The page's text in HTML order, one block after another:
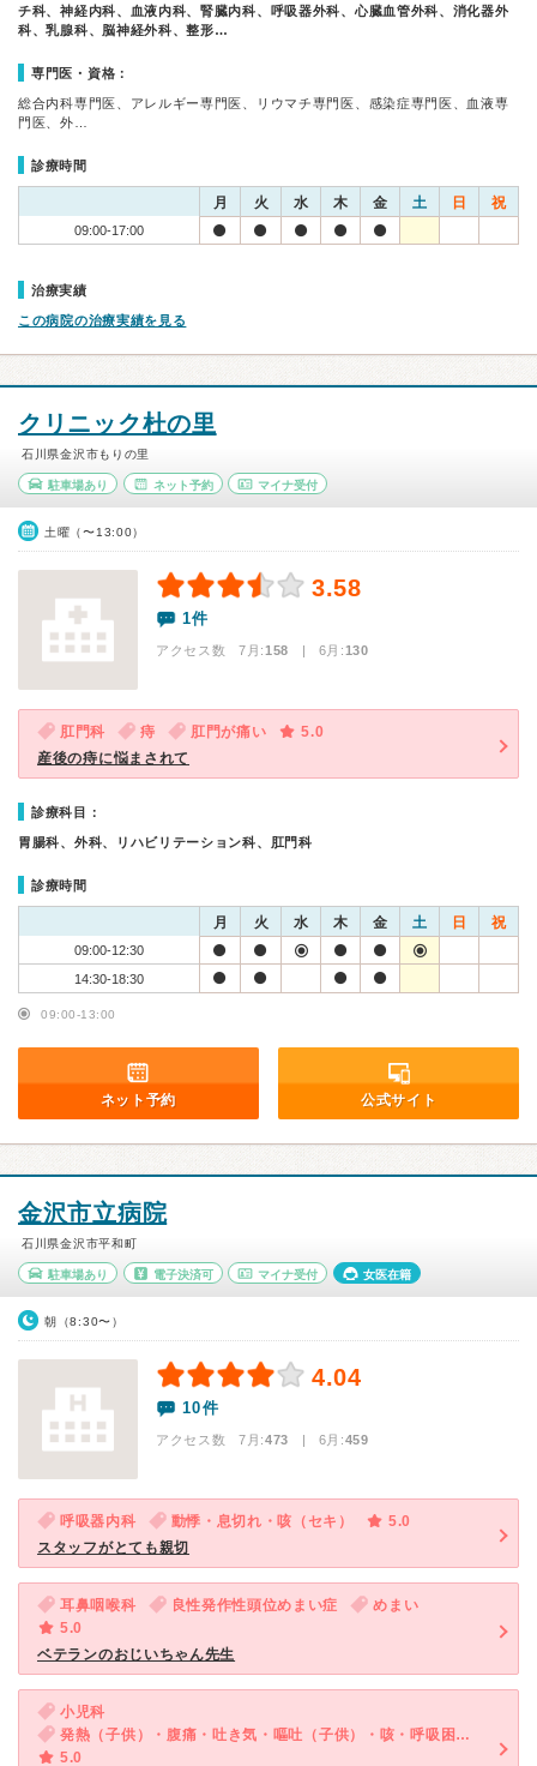
チ科、神経内科、血液内科、腎臓内科、呼吸器外科、心臓血管外科、消化器外
科、乳腺科、脳神経外科、整形…
専門医・資格：
総合内科専門医、アレルギー専門医、リウマチ専門医、感染症専門医、血液専
門医、外…
診療時間
月 火 水 木 金 土 日 祝
09:00-17:00
治療実績
この病院の治療実績を見る
クリニック杜の里
石川県金沢市もりの里
駐車場あり ネット予約 マイナ受付
土曜（〜13:00）
3.58
1件
アクセス数 7月:158 | 6月:130
肛門科 痔 肛門が痛い
5.0
産後の痔に悩まされて
診療科目：
胃腸科、外科、リハビリテーション科、肛門科
診療時間
月 火 水 木 金 土 日 祝
09:00-12:30
14:30-18:30
09:00-13:00
ネット予約 公式サイト
金沢市立病院
石川県金沢市平和町
駐車場あり 電子決済可 マイナ受付 女医在籍
朝（8:30〜）
4.04
10件
アクセス数 7月:473 | 6月:459
呼吸器内科 動悸・息切れ・咳（セキ）
5.0
スタッフがとても親切
耳鼻咽喉科 良性発作性頭位めまい症
めまい
5.0
ベテランのおじいちゃん先生
小児科
発熱（子供）・腹痛・吐き気・嘔吐（子供）・咳・呼吸困難（子供）・下痢（子供）
5.0